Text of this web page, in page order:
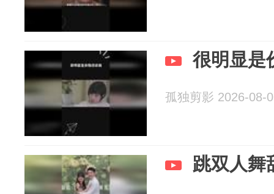
很明显是
孤独剪影 2026-08-
跳双人舞